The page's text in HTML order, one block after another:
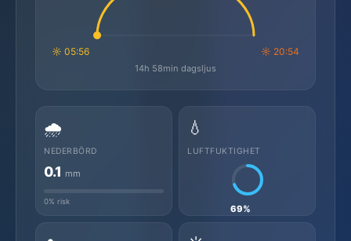
☼ 05:56 ☼ 20:54
14h 58min dagsljus
🌧️
NEDERBÖRD
0.1 mm
0% risk
💧
LUFTFUKTIGHET
69%